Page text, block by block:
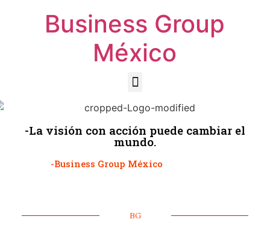
Business Group
México
-La visión con acción puede cambiar el
mundo.
-Business Group México
BG